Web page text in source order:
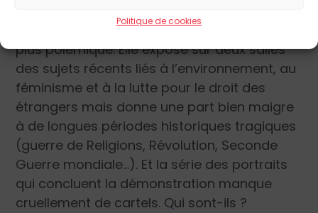
Politique de cookies
Cette dernière partie est certainement la
plus polémique. Elle expose sur deux salles
des sujets récents liés à l’environnement, au
féminisme et à la lutte pour le droit des
étrangers mais donne une part bien maigre
à de longues périodes historiques tragiques
(guerre de Religions, Révolution, Seconde
Guerre mondiale…). Et la série des portraits
qui concluent la démonstration manque
cruellement de cartels. Qui sont-ils ?